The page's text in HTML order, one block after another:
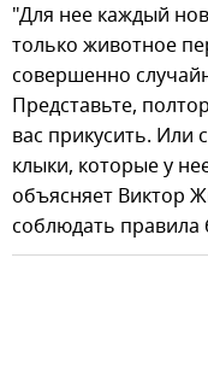
"Для нее каждый
только животное
совершенно
Представьте,
вас прикусить. Или
клыки, которые у
объясняет Виктор
соблюдать правила